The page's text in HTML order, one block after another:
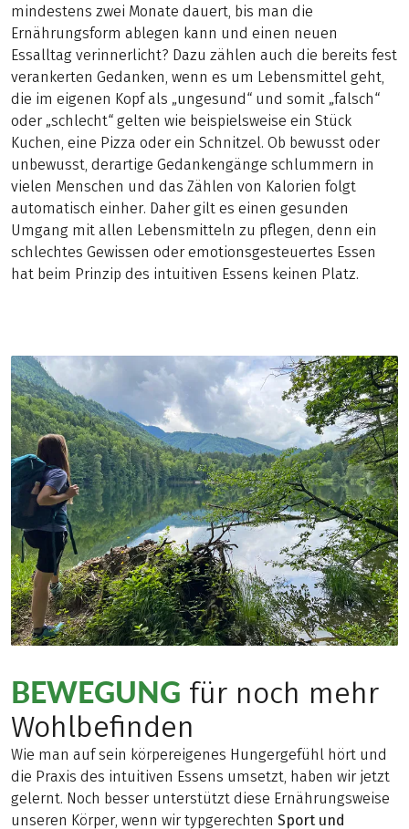
mindestens zwei Monate dauert, bis man die
Ernährungsform ablegen kann und einen neuen
Essalltag verinnerlicht? Dazu zählen auch die bereits fest
verankerten Gedanken, wenn es um Lebensmittel geht,
die im eigenen Kopf als „ungesund“ und somit „falsch“
oder „schlecht“ gelten wie beispielsweise ein Stück
Kuchen, eine Pizza oder ein Schnitzel. Ob bewusst oder
unbewusst, derartige Gedankengänge schlummern in
vielen Menschen und das Zählen von Kalorien folgt
automatisch einher. Daher gilt es einen gesunden
Umgang mit allen Lebensmitteln zu pflegen, denn ein
schlechtes Gewissen oder emotionsgesteuertes Essen
hat beim Prinzip des intuitiven Essens keinen Platz.
BEWEGUNG für noch mehr
Wohlbefinden
Wie man auf sein körpereigenes Hungergefühl hört und
die Praxis des intuitiven Essens umsetzt, haben wir jetzt
gelernt. Noch besser unterstützt diese Ernährungsweise
unseren Körper, wenn wir typgerechten Sport und